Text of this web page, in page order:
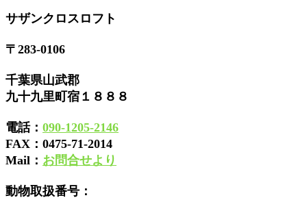
サザンクロスロフト
〒283-0106
千葉県山武郡
九十九里町宿１８８８
電話： 090-1205-2146
FAX： 0475-71-2014
Mail： お問合せより
動物取扱番号：